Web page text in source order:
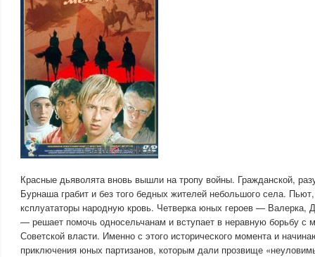
Красные дьяволята вновь вышли на тропу войны. Гражданской,
Бурнаша грабит и без того бедных жителей небольшого села.
ксплуататоры народную кровь. Четверка юных героев — Валерка,
— решает помочь односельчанам и вступает в неравную борьбу с
Советской власти. Именно с этого исторического момента и
приключения юных партизанов, которым дали прозвище